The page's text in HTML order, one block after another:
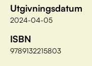
Utgivningsdatum
2024-04-05
ISBN
9789132215803